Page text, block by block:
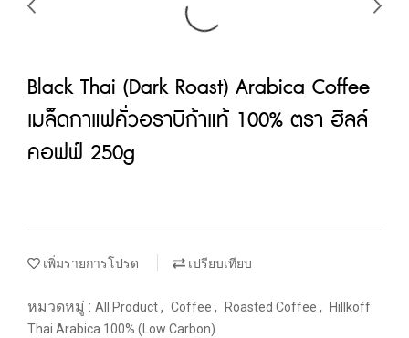
Black Thai (Dark Roast) Arabica Coffee
เมล็ดกาแฟคั่วอราบิก้าแท้ 100% ตรา ฮิลล์
คอฟฟ์ 250g
เพิ่มรายการโปรด เปรียบเทียบ
หมวดหมู่ : All Product, Coffee , Roasted Coffee ,
Hillkoff
Thai Arabica 100% (Low Carbon)